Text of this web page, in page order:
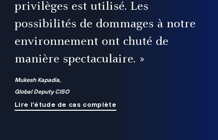
privilèges est utilisé. Les
possibilités de dommages à notre
environnement ont chuté de
manière spectaculaire. »
Mukesh Kapadia,
Global Deputy CISO
Lire l’étude de cas complète